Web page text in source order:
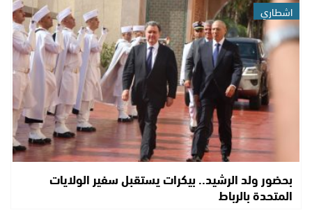
اشطاري
بحضور ولد الرشيد.. بيكرات يستقبل سفير الولايات
المتحدة بالرباط